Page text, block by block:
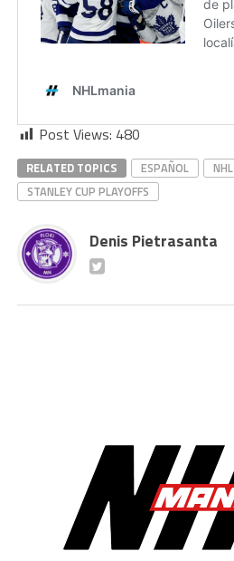
Post Views: 480
RELATED TOPICS ESPAÑOL
NHL
STANLEY CUP PLAYOFFS
Denis Pietrasanta